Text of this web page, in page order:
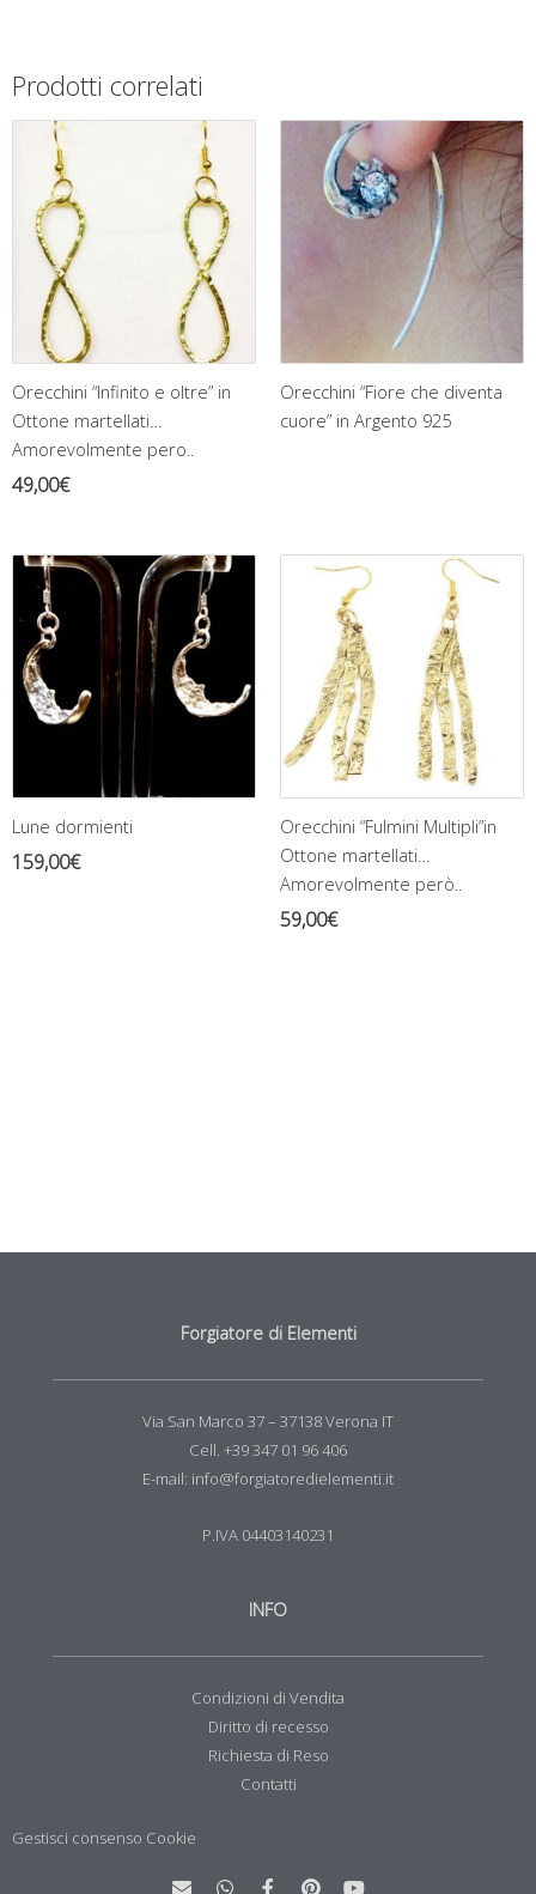
Prodotti correlati
Orecchini “Infinito e oltre” in
Ottone martellati…
Amorevolmente pero..
49,00€
Orecchini “Fiore che diventa
cuore” in Argento 925
Lune dormienti
159,00€
Orecchini “Fulmini Multipli”in
Ottone martellati…
Amorevolmente però..
59,00€
Forgiatore di Elementi
Via San Marco 37 – 37138 Verona IT
Cell. +39 347 01 96 406
E-mail: info@forgiatoredielementi.it
P.IVA 04403140231
INFO
Condizioni di Vendita
Diritto di recesso
Richiesta di Reso
Contatti
Gestisci consenso Cookie
F P